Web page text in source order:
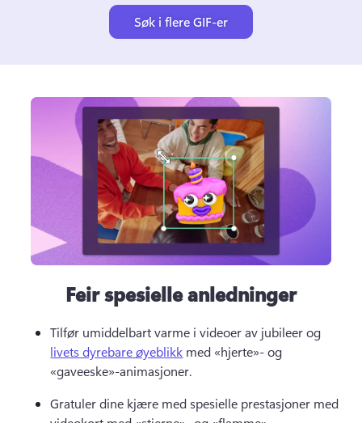
Søk i flere GIF-er
Feir spesielle anledninger
Tilfør umiddelbart varme i videoer av jubileer og
livets dyrebare øyeblikk med «hjerte»- og
«gaveeske»-animasjoner.
Gratuler dine kjære med spesielle prestasjoner med